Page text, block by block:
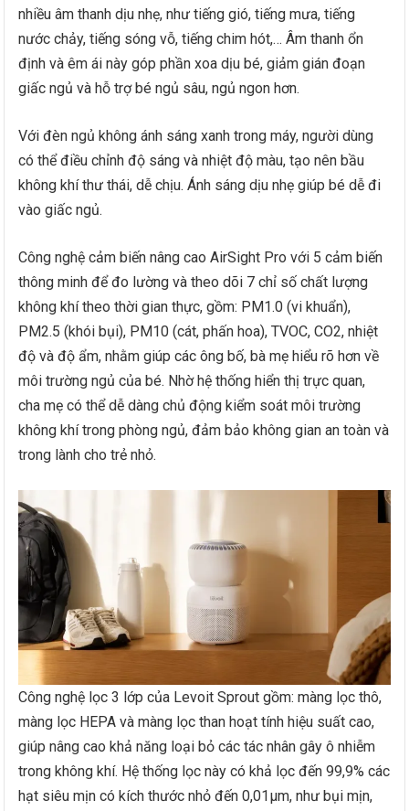
nhiều âm thanh dịu nhẹ, như tiếng gió, tiếng mưa, tiếng
nước chảy, tiếng sóng vỗ, tiếng chim hót,… Âm thanh ổn
định và êm ái này góp phần xoa dịu bé, giảm gián đoạn
giấc ngủ và hỗ trợ bé ngủ sâu, ngủ ngon hơn.
Với đèn ngủ không ánh sáng xanh trong máy, người dùng
có thể điều chỉnh độ sáng và nhiệt độ màu, tạo nên bầu
không khí thư thái, dễ chịu. Ánh sáng dịu nhẹ giúp bé dễ đi
vào giấc ngủ.
Công nghệ cảm biến nâng cao AirSight Pro với 5 cảm biến
thông minh để đo lường và theo dõi 7 chỉ số chất lượng
không khí theo thời gian thực, gồm: PM1.0 (vi khuẩn),
PM2.5 (khói bụi), PM10 (cát, phấn hoa), TVOC, CO2, nhiệt
độ và độ ẩm, nhằm giúp các ông bố, bà mẹ hiểu rõ hơn về
môi trường ngủ của bé. Nhờ hệ thống hiển thị trực quan,
cha mẹ có thể dễ dàng chủ động kiểm soát môi trường
không khí trong phòng ngủ, đảm bảo không gian an toàn và
trong lành cho trẻ nhỏ.
Công nghệ lọc 3 lớp của Levoit Sprout gồm: màng lọc thô,
màng lọc HEPA và màng lọc than hoạt tính hiệu suất cao,
giúp nâng cao khả năng loại bỏ các tác nhân gây ô nhiễm
trong không khí. Hệ thống lọc này có khả lọc đến 99,9% các
hạt siêu mịn có kích thước nhỏ đến 0,01μm, như bụi mịn,